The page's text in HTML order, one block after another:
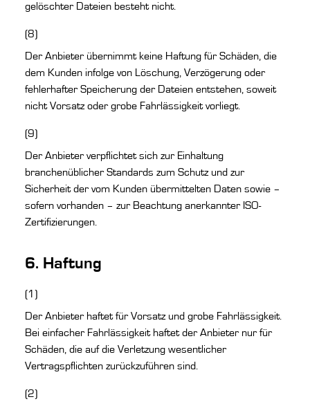
gelöschter Dateien besteht nicht.
(8)
Der Anbieter übernimmt keine Haftung für Schäden, die
dem Kunden infolge von Löschung, Verzögerung oder
fehlerhafter Speicherung der Dateien entstehen, soweit
nicht Vorsatz oder grobe Fahrlässigkeit vorliegt.
(9)
Der Anbieter verpflichtet sich zur Einhaltung
branchenüblicher Standards zum Schutz und zur
Sicherheit der vom Kunden übermittelten Daten sowie –
sofern vorhanden – zur Beachtung anerkannter ISO-
Zertifizierungen.
6. Haftung
(1)
Der Anbieter haftet für Vorsatz und grobe Fahrlässigkeit.
Bei einfacher Fahrlässigkeit haftet der Anbieter nur für
Schäden, die auf die Verletzung wesentlicher
Vertragspflichten zurückzuführen sind.
(2)